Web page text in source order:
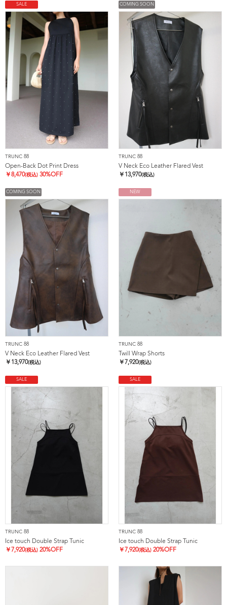
SALE
TRUNC 88
Open-Back Dot Print Dress
￥8,470(税込) 30%OFF
COMING SOON
TRUNC 88
V Neck Eco Leather Flared Vest
￥ 13,970(税込)
COMING SOON
TRUNC 88
V Neck Eco Leather Flared Vest
￥ 13,970(税込)
NEW
TRUNC 88
Twill Wrap Shorts
￥ 7,920(税込)
SALE
TRUNC 88
Ice touch Double Strap Tunic
￥ 7,920(税込) 20%OFF
SALE
TRUNC 88
Ice touch Double Strap Tunic
￥ 7,920(税込) 20%OFF